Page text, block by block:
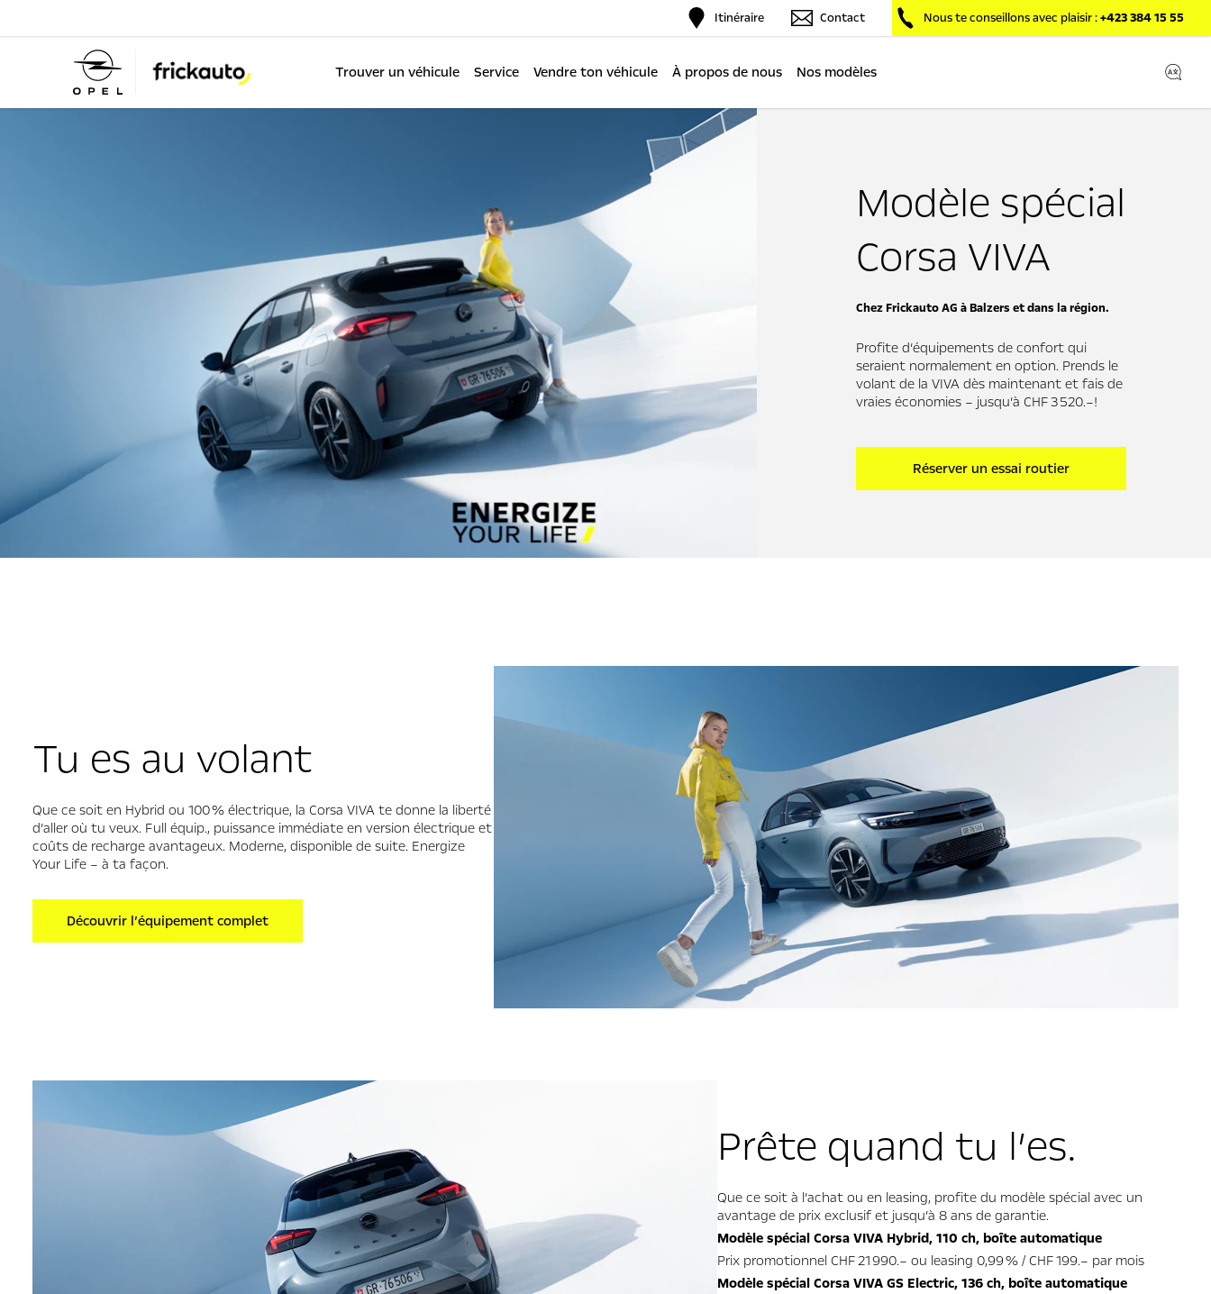
Itinéraire Contact Nous te conseillons avec plaisir :+423 384 15 55
Trouver un véhicule Service Vendre ton véhicule À propos de nous Nos modèles
Modèle spécial
Corsa VIVA
Chez Frickauto AG à Balzers et dans la région.
Profite d’équipements de confort qui
seraient normalement en option. Prends le
volant de la VIVA dès maintenant et fais de
vraies économies – jusqu’à CHF 3 520.–!
Réserver un essai routier
Tu es au volant
Que ce soit en Hybrid ou 100 % électrique, la Corsa VIVA te donne la liberté
d’aller où tu veux. Full équip., puissance immédiate en version électrique et
coûts de recharge avantageux. Moderne, disponible de suite. Energize
Your Life – à ta façon.
Découvrir l’équipement complet
Prête quand tu l’es.
Que ce soit à l’achat ou en leasing, profite du modèle spécial avec un
avantage de prix exclusif et jusqu’à 8 ans de garantie.
Modèle spécial Corsa VIVA Hybrid, 110 ch, boîte automatique
Prix promotionnel CHF 21 990.– ou leasing 0,99 % / CHF 199.– par mois
Modèle spécial Corsa VIVA GS Electric, 136 ch, boîte automatique